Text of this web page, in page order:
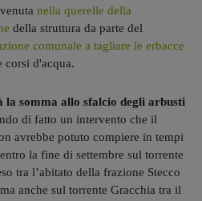
nella querelle della
della struttura da parte del
comunale a tagliare le erbacce
corsi d'acqua.
la somma allo sfalcio degli arbusti
di fatto un intervento che il
avrebbe potuto compiere in tempi
la fine di settembre sul torrente
tra l’abitato della frazione Stecco
anche sul torrente Gracchia tra il